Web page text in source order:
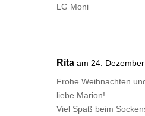
LG Moni
Rita am 24.
Frohe Weihnachten
liebe Marion!
Viel Spaß beim